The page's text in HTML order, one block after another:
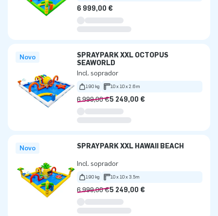
6 999,00 €
Novo
SPRAYPARK XXL OCTOPUS
SEAWORLD
Incl. soprador
190 kg 10 x 10 x 2.6m
6 999,00 €5 249,00 €
Novo SPRAYPARK XXL HAWAII BEACH
Incl. soprador
190 kg 10 x 10 x 3.5m
6 999,00 €5 249,00 €